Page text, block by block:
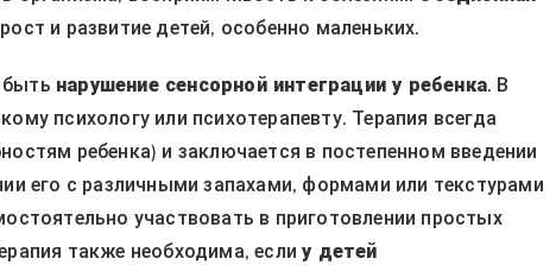
и развитие детей, особенно маленьких.
нарушение сенсорной интеграции у ребенка. В
психологу или психотерапевту. Терапия всегда
ребенка) и заключается в постепенном введении
его с различными запахами, формами или текстурами
участвовать в приготовлении простых
также необходима, еслиу детей